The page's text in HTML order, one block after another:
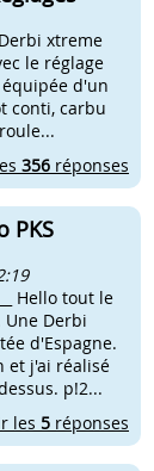
xtreme
le réglage
d'un
conti, carbu
356 réponses
PKS
____ Hello tout le
Derbi
d'Espagne.
et j'ai réalisé
p!2...
les 5 réponses